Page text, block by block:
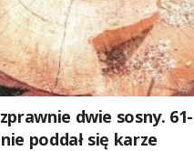
dwie sosny.
poddał się karze